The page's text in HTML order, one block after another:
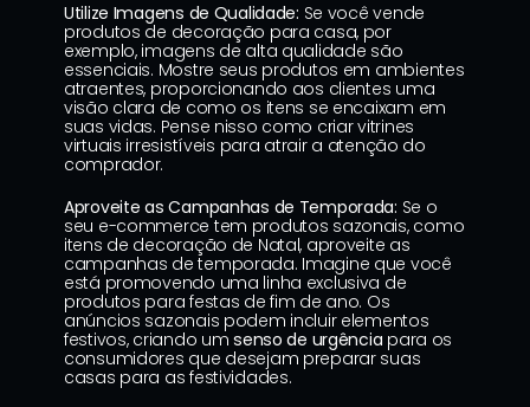
Utilize Imagens de Qualidade: Se você vende
produtos de decoração para casa, por
exemplo, imagens de alta qualidade são
essenciais. Mostre seus produtos em ambientes
atraentes, proporcionando aos clientes uma
visão clara de como os itens se encaixam em
suas vidas. Pense nisso como criar vitrines
virtuais irresistíveis para atrair a atenção do
comprador.
Aproveite as Campanhas de Temporada: Se o
seu e-commerce tem produtos sazonais, como
itens de decoração de Natal, aproveite as
campanhas de temporada. Imagine que você
está promovendo uma linha exclusiva de
produtos para festas de fim de ano. Os
anúncios sazonais podem incluir elementos
festivos, criando um senso de urgência para os
consumidores que desejam preparar suas
casas para as festividades.